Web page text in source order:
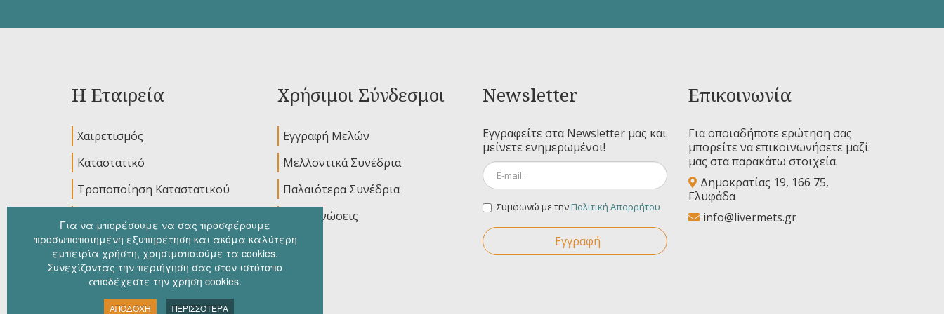
Η Εταιρεία
Χαιρετισμός
Καταστατικό
Τροποποίηση Καταστατικού
Χρήσιμοι Σύνδεσμοι
Εγγραφή Μελών
Μελλοντικά Συνέδρια
Παλαιότερα Συνέδρια
Ανακοινώσεις
Newsletter
Εγγραφείτε στα Newsletter μας και
μείνετε ενημερωμένοι!
Συμφωνώ με τηνΠολιτική Απορρήτου
Εγγραφή
Επικοινωνία
Για οποιαδήποτε ερώτηση σας
μπορείτε να επικοινωνήσετε μαζί
μας στα παρακάτω στοιχεία.
Δημοκρατίας 19, 166 75,
Γλυφάδα
info@livermets.gr
Για να μπορέσουμε να σας προσφέρουμε
προσωποποιημένη εξυπηρέτηση και ακόμα καλύτερη
εμπειρία χρήστη, χρησιμοποιούμε τα cookies.
Συνεχίζοντας την περιήγηση σας στον ιστότοπο
αποδέχεστε την χρήση cookies.
ΑΠΟΔΟΧΗ ΠΕΡΙΣΣΟΤΕΡΑ